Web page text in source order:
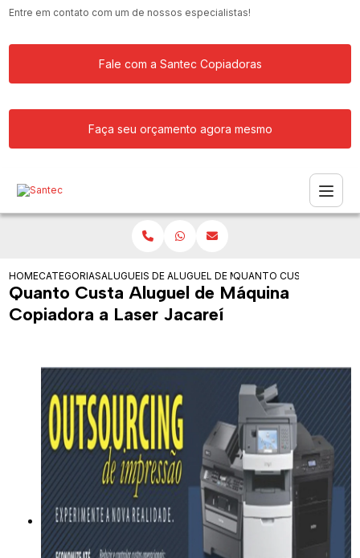
Entre em contato com um de nossos especialistas!
Fale com a Santec Copiadoras
Faça seu orçamento agora mesmo
HOMECATEGORIASALUGUEIS DE COPIADORASALUGUEL DE MAQUINA COPIADORA
QUANTO CUSTA
Quanto Custa Aluguel de Máquina
Copiadora a Laser Jacareí